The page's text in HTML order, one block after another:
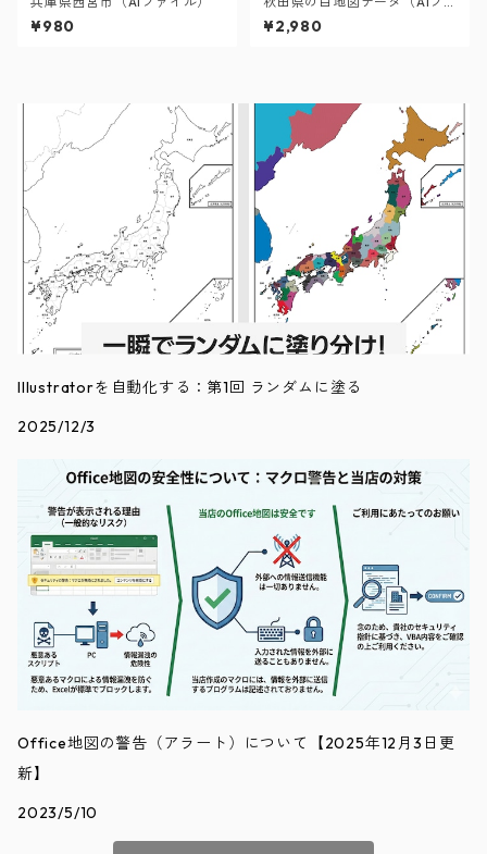
¥980
ァイル）
¥2,980
Illustratorを自動化する：第1回 ランダムに塗る
2025/12/3
Office地図の警告（アラート）について【2025年12月3日更
新】
2023/5/10